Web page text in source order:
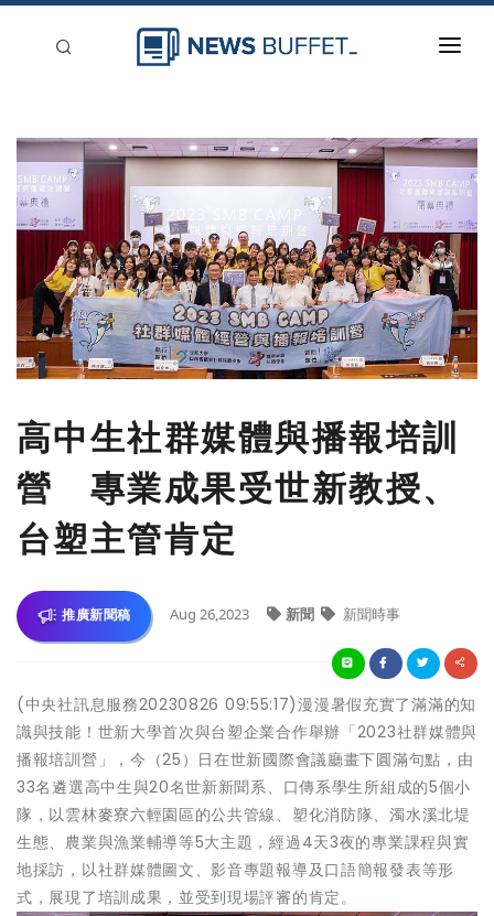
新聞稿分類
登入
刊登
高中生社群媒體與播報培訓
營 專業成果受世新教授、
台塑主管肯定
推廣新聞稿 Aug 26,2023 新聞 新聞時事
(中央社訊息服務20230826 09:55:17)漫漫暑假充實了滿滿的知
識與技能！世新大學首次與台塑企業合作舉辦「2023社群媒體與
播報培訓營」，今（25）日在世新國際會議廳畫下圓滿句點，由
33名遴選高中生與20名世新新聞系、口傳系學生所組成的5個小
隊，以雲林麥寮六輕園區的公共管線、塑化消防隊、濁水溪北堤
生態、農業與漁業輔導等5大主題，經過4天3夜的專業課程與實
地採訪，以社群媒體圖文、影音專題報導及口語簡報發表等形
式，展現了培訓成果，並受到現場評審的肯定。